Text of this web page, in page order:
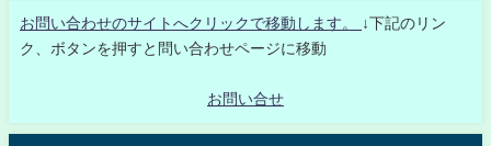
お問い合わせのサイトへクリックで移動します。
↓下記のリン
ク、ボタンを押すと問い合わせページに移動
お問い合せ